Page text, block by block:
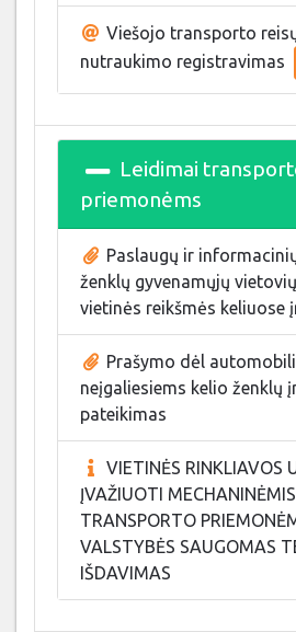
Viešojo transporto
nutraukimo registravimas
Leidimai
priemonėms
Paslaugų ir
ženklų gyvenamųjų
vietinės reikšmės keliuose
Prašymo dėl
neįgaliesiems kelio ženklų
pateikimas
VIETINĖS RINKLIAVOS
ĮVAŽIUOTI MECHANINĖMIS
TRANSPORTO
VALSTYBĖS SAUGOMAS
IŠDAVIMAS